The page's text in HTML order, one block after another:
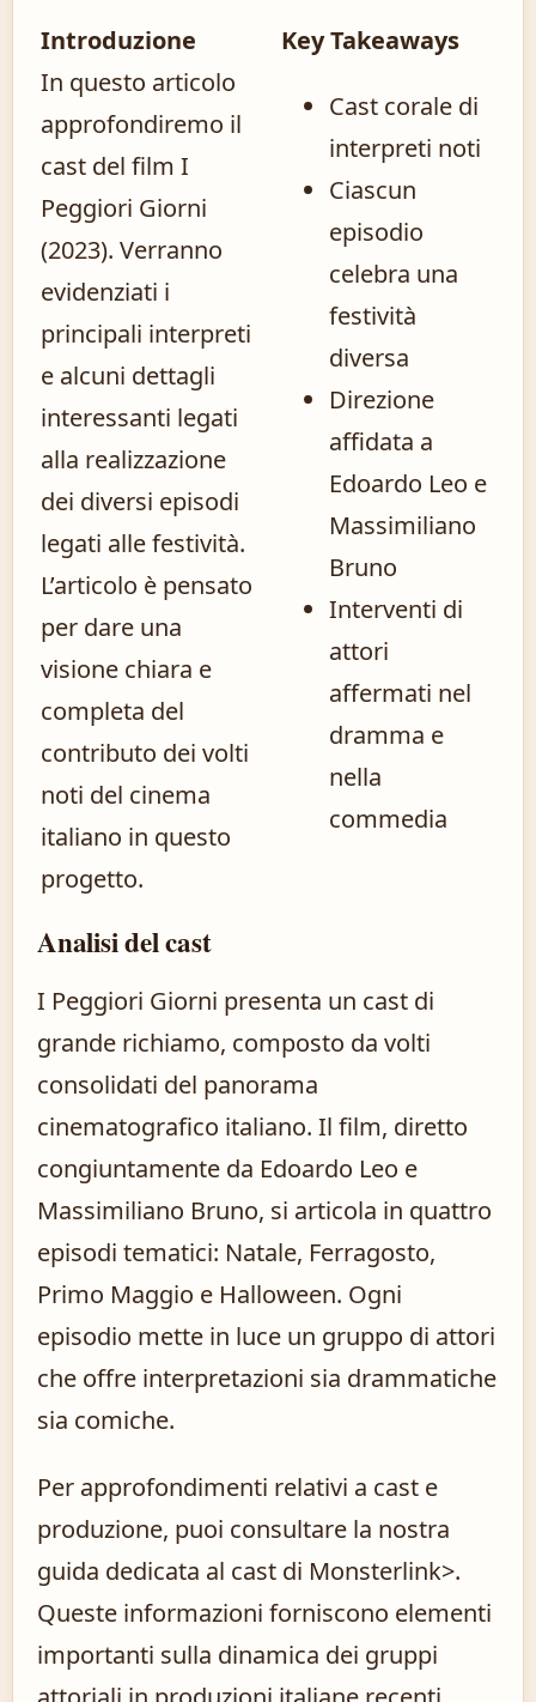
Introduzione
In questo articolo
approfondiremo il
cast del film I
Peggiori Giorni
(2023). Verranno
evidenziati i
principali interpreti
e alcuni dettagli
interessanti legati
alla realizzazione
dei diversi episodi
legati alle festività.
L’articolo è pensato
per dare una
visione chiara e
completa del
contributo dei volti
noti del cinema
italiano in questo
progetto.
Key Takeaways
Cast corale di
interpreti noti
Ciascun
episodio
celebra una
festività
diversa
Direzione
affidata a
Edoardo Leo e
Massimiliano
Bruno
Interventi di
attori
affermati nel
dramma e
nella
commedia
Analisi del cast
I Peggiori Giorni presenta un cast di
grande richiamo, composto da volti
consolidati del panorama
cinematografico italiano. Il film, diretto
congiuntamente da Edoardo Leo e
Massimiliano Bruno, si articola in quattro
episodi tematici: Natale, Ferragosto,
Primo Maggio e Halloween. Ogni
episodio mette in luce un gruppo di attori
che offre interpretazioni sia drammatiche
sia comiche.
Per approfondimenti relativi a cast e
produzione, puoi consultare la nostra
guida dedicata al cast di Monsterlink>.
Queste informazioni forniscono elementi
importanti sulla dinamica dei gruppi